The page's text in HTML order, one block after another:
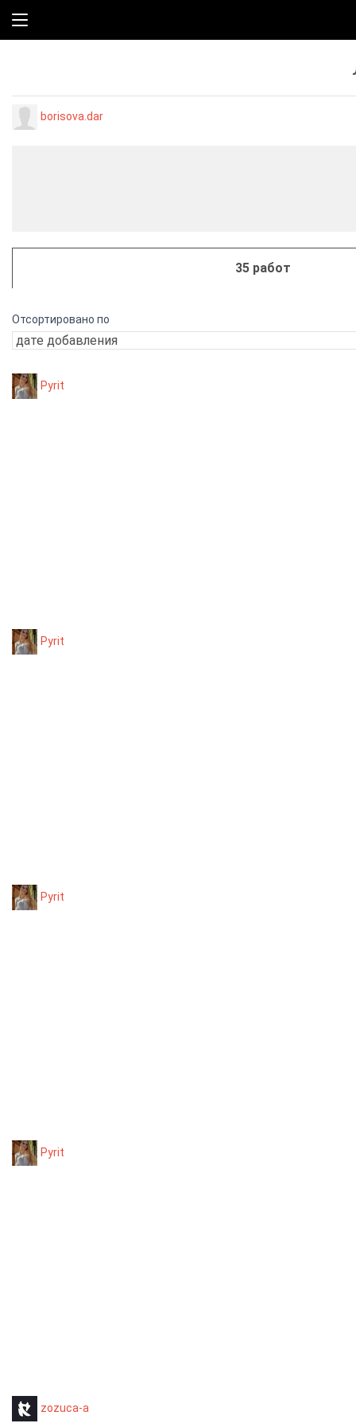
borisova.dar
35 работ
Отсортировано по
Pyrit
Pyrit
Pyrit
Pyrit
zozuca-a